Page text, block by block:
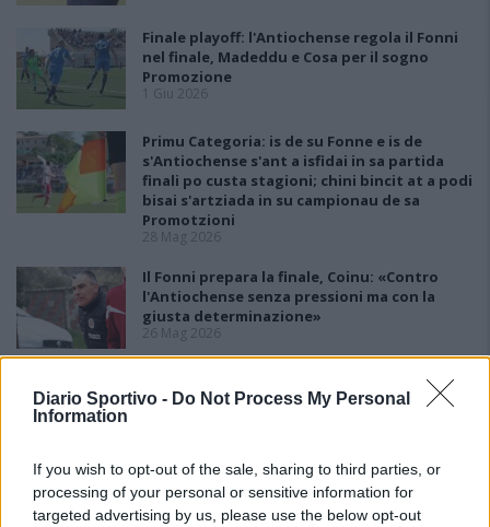
Diario Sportivo - Do Not Process My Personal
Information
If you wish to opt-out of the sale, sharing to third parties, or
processing of your personal or sensitive information for
targeted advertising by us, please use the below opt-out
Finale playoff: l'Antiochense regola il Fonni
nel finale, Madeddu e Cosa per il sogno
Promozione
1 Giu 2026
Primu Categoria: is de su Fonne e is de
s'Antiochense s'ant a isfidai in sa partida
finali po custa stagioni; chini bincit at a podi
bisai s'artziada in su campionau de sa
Promotzioni
28 Mag 2026
Il Fonni prepara la finale, Coinu: «Contro
l'Antiochense senza pressioni ma con la
giusta determinazione»
26 Mag 2026
L'Antiochense all'atto finale, Piras: «Il Fonni
è forte, batterlo sarebbe l'ennesima impresa
Playout: Sestu, Santa Giusta, Silanus e
Malaspina salve, Bariese, Barumini, Siniscola